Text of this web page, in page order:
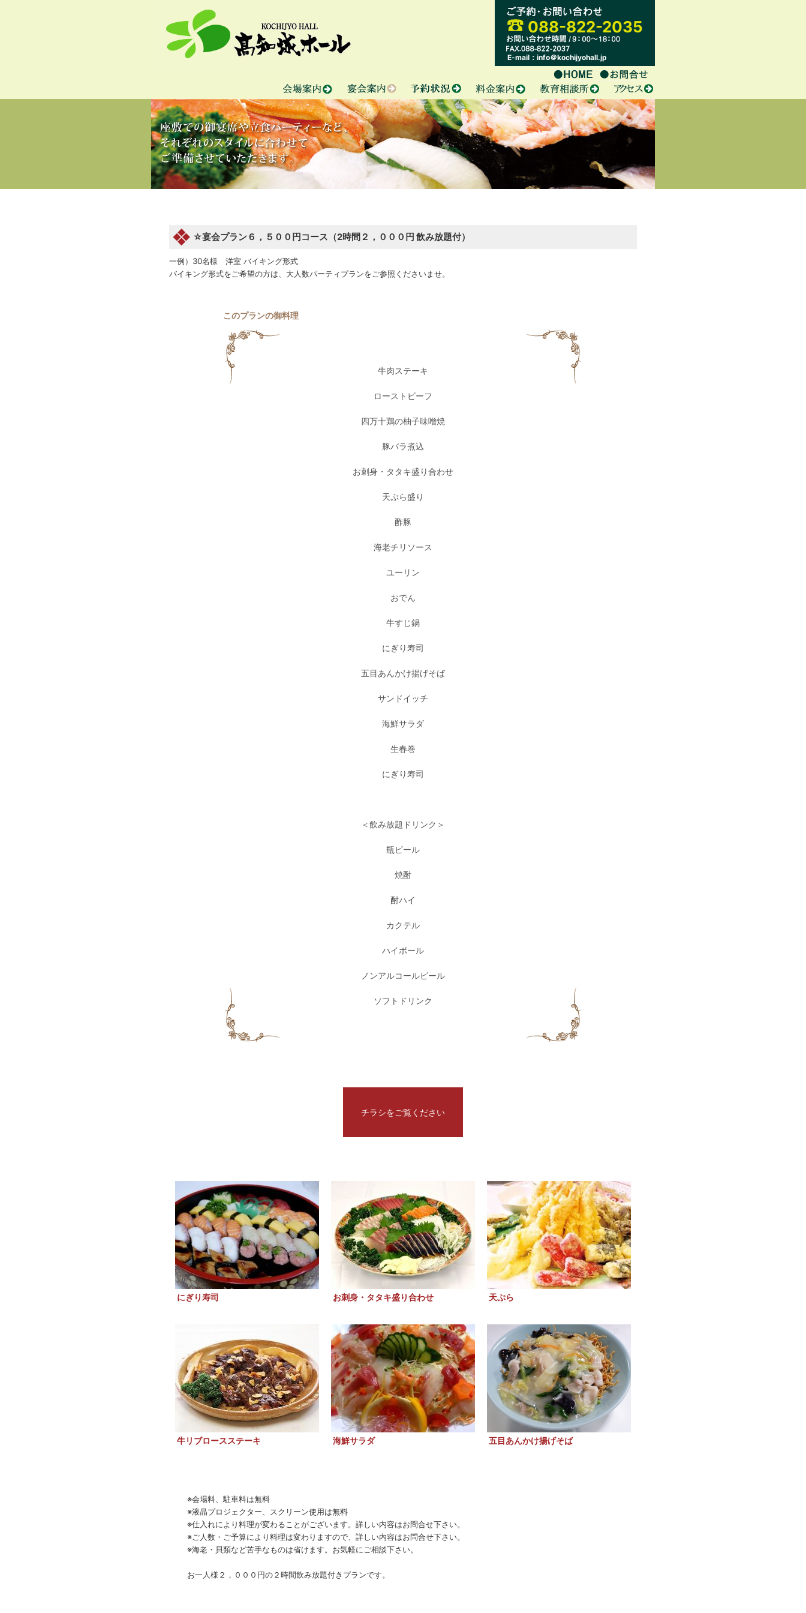
088-822-2035
E-mail：info＠kochijyohall.jp
☆宴会プラン６，５００円コース（2時間２，０００円 飲み放題付）
一例）30名様 洋室 バイキング形式
バイキング形式をご希望の方は、大人数パーティプランをご参照くださいませ。
このプランの御料理
牛肉ステーキ
ローストビーフ
四万十鶏の柚子味噌焼
豚バラ煮込
お刺身・タタキ盛り合わせ
天ぷら盛り
酢豚
海老チリソース
ユーリン
おでん
牛すじ鍋
にぎり寿司
五目あんかけ揚げそば
サンドイッチ
海鮮サラダ
生春巻
にぎり寿司
＜飲み放題ドリンク＞
瓶ビール
焼酎
酎ハイ
カクテル
ハイボール
ノンアルコールビール
ソフトドリンク
チラシをご覧ください
にぎり寿司 お刺身・タタキ盛り合わせ 天ぷら
牛リブロースステーキ 海鮮サラダ 五目あんかけ揚げそば
※会場料、駐車料は無料
※液晶プロジェクター、スクリーン使用は無料
※仕入れにより料理が変わることがございます。詳しい内容はお問合せ下さい。
※ご人数・ご予算により料理は変わりますので、詳しい内容はお問合せ下さい。
※海老・貝類など苦手なものは省けます。お気軽にご相談下さい。
お一人様２，０００円の２時間飲み放題付きプランです。